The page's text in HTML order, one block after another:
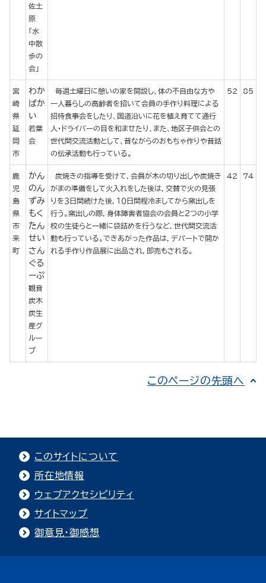
佐土
原
「水
中散
歩の
会」
宮
崎
県
延
岡
市
わか
ばか
い
若葉
会
毎週土曜日に憩いの家を開設し、体の不自由な方や
一人暮らしの高齢者を招いて会員の手作り料理による
招待食事会をしたり、国道沿いに花を植え育てて通行
人・ドライバーの目を和ませたり、また、地区子供会との
世代間交流活動として、昔ながらのおもちゃ作りや昔話
の伝承活動も行っている。
52 85
鹿
児
島
県
市
来
町
かん
のん
ずみ
もく
たん
せい
さん
ぐる
ーぷ
観音
炭木
炭生
産グ
ルー
プ
炭焼きの指導を受けて，会員が木の切り出しや炭焼き
がまの準備をして火入れをした後は，交替で火の見張
りを３日間続けた後，１０日間程冷ましてから窯出しを
行う。窯出しの際，身体障害者協会の会員と２つの小学
校の生徒らと一緒に袋詰めを行うなど，世代間交流活
動も行っている。できあがった作品は，デパートで開か
れる手作り作品展に出品され，即売もされる。
42 74
このページの先頭へ
このサイトについて
所在地情報
ウェブアクセシビリティ
サイトマップ
御意見・御感想